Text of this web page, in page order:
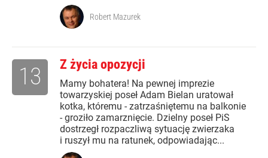
Robert Mazurek
Z życia opozycji
Mamy bohatera! Na pewnej imprezie
towarzyskiej poseł Adam Bielan uratował
kotka, któremu - zatrzaśniętemu na balkonie
- groziło zamarznięcie. Dzielny poseł PiS
dostrzegł rozpaczliwą sytuację zwierzaka
i ruszył mu na ratunek, odpowiadając...
13